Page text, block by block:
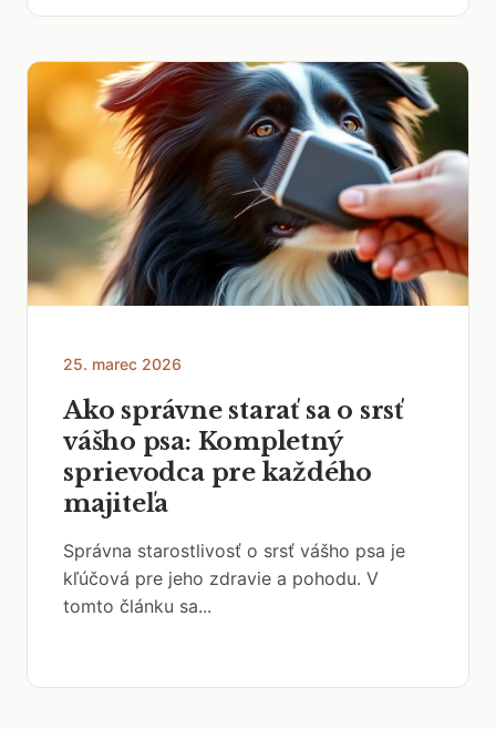
25. marec 2026
Ako správne starať sa o srsť
vášho psa: Kompletný
sprievodca pre každého
majiteľa
Správna starostlivosť o srsť vášho psa je
kľúčová pre jeho zdravie a pohodu. V
tomto článku sa...